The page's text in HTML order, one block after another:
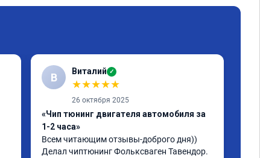
В Виталий ✓
★★★★★
26 октября 2025
«Чип тюнинг двигателя автомобиля за
1-2 часа»
Всем читающим отзывы-доброго дня))
Делал чиптюнинг Фольксваген Тавендор.